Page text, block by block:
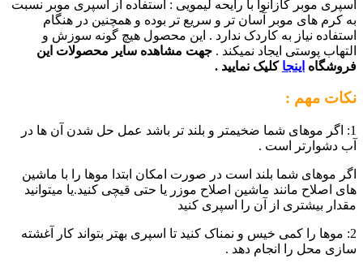
اسپری موبر کازانوا با رایحه لیمویی : استفاده از اسپری موبر نسبت
به کرم های موبر آسان تر و سریع تر بوده و همچنین در هنگام
استفاده نیاز به کاردک ندارد . این محصول هیچ گونه سوزش و
التهاب پوستی ایجاد نمیکند . جهت مشاهده سایر محصولات این
فروشگاه اینجا کلیک نمایید .
نکات مهم :
1: اگر موهای شما ضخیمتر و بلند تر باشد عمل حل شدن آن ها در
آب دشوارتر است .
اگر موهای شما بلند است در صورت امکان ابتدا موها را با ماشین
های اصلاح مانند ماشین اصلاح موزر یا حتی قیچی کنید.یا میتوانید
مقدار بیشتری از آن را اسپری کنید
2: موها را کمی خیس و نمناک کنید تا اسپری بهتر بتواند کار آغشته
سازی محل را انجام دهد .